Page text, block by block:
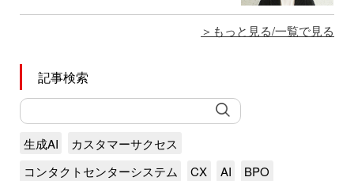
もっと見る/一覧で見る
記事検索
生成AI
カスタマーサクセス
コンタクトセンターシステム
CX AI
BPO